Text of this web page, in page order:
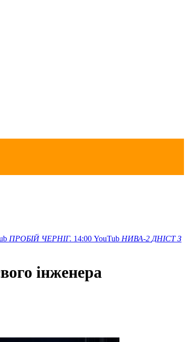
ПРОБІЙ ЧЕРНІГ. 14:00 YouTub НИВА-2 ДНІСТ З
інженера